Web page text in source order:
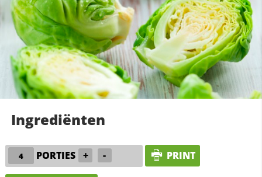
Ingrediënten
PORTIES + - PRINT